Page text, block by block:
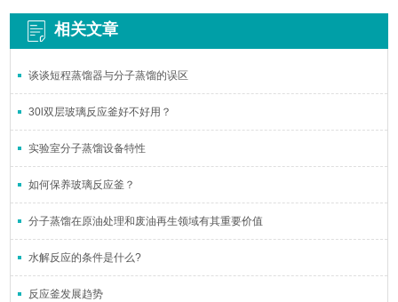
相关文章
谈谈短程蒸馏器与分子蒸馏的误区
30l双层玻璃反应釜好不好用？
实验室分子蒸馏设备特性
如何保养玻璃反应釜？
分子蒸馏在原油处理和废油再生领域有其重要价值
水解反应的条件是什么?
反应釜发展趋势